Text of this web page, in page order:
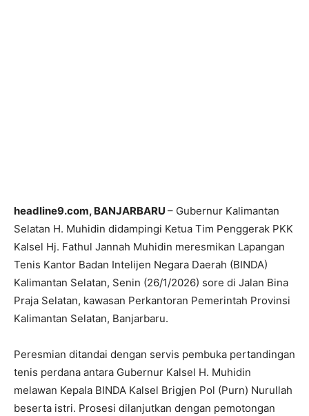
headline9.com, BANJARBARU – Gubernur Kalimantan
Selatan H. Muhidin didampingi Ketua Tim Penggerak PKK
Kalsel Hj. Fathul Jannah Muhidin meresmikan Lapangan
Tenis Kantor Badan Intelijen Negara Daerah (BINDA)
Kalimantan Selatan, Senin (26/1/2026) sore di Jalan Bina
Praja Selatan, kawasan Perkantoran Pemerintah Provinsi
Kalimantan Selatan, Banjarbaru.
Peresmian ditandai dengan servis pembuka pertandingan
tenis perdana antara Gubernur Kalsel H. Muhidin
melawan Kepala BINDA Kalsel Brigjen Pol (Purn) Nurullah
beserta istri. Prosesi dilanjutkan dengan pemotongan